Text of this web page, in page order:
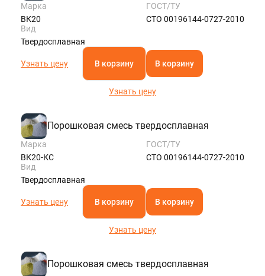
Марка
ВК20
ГОСТ/ТУ
СТО 00196144-0727-2010
Вид
Твердосплавная
Узнать цену В корзину В корзину
Узнать цену
Порошковая смесь твердосплавная
Марка
ВК20-КС
ГОСТ/ТУ
СТО 00196144-0727-2010
Вид
Твердосплавная
Узнать цену В корзину В корзину
Узнать цену
Порошковая смесь твердосплавная